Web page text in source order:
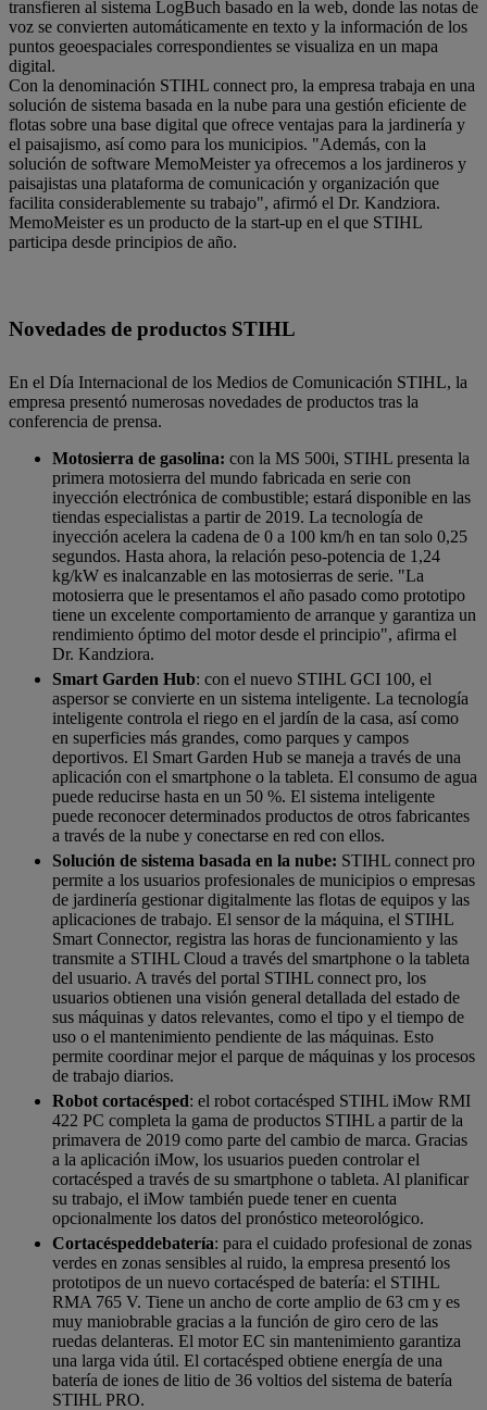
transfieren al sistema LogBuch basado en la web, donde las notas de
voz se convierten automáticamente en texto y la información de los
puntos geoespaciales correspondientes se visualiza en un mapa
digital.
Con la denominación STIHL connect pro, la empresa trabaja en una
solución de sistema basada en la nube para una gestión eficiente de
flotas sobre una base digital que ofrece ventajas para la jardinería y
el paisajismo, así como para los municipios. "Además, con la
solución de software MemoMeister ya ofrecemos a los jardineros y
paisajistas una plataforma de comunicación y organización que
facilita considerablemente su trabajo", afirmó el Dr. Kandziora.
MemoMeister es un producto de la start-up en el que STIHL
participa desde principios de año.
Novedades de productos STIHL
En el Día Internacional de los Medios de Comunicación STIHL, la
empresa presentó numerosas novedades de productos tras la
conferencia de prensa.
Motosierra de gasolina: con la MS 500i, STIHL presenta la
primera motosierra del mundo fabricada en serie con
inyección electrónica de combustible; estará disponible en las
tiendas especialistas a partir de 2019. La tecnología de
inyección acelera la cadena de 0 a 100 km/h en tan solo 0,25
segundos. Hasta ahora, la relación peso-potencia de 1,24
kg/kW es inalcanzable en las motosierras de serie. "La
motosierra que le presentamos el año pasado como prototipo
tiene un excelente comportamiento de arranque y garantiza un
rendimiento óptimo del motor desde el principio", afirma el
Dr. Kandziora.
Smart Garden Hub: con el nuevo STIHL GCI 100, el
aspersor se convierte en un sistema inteligente. La tecnología
inteligente controla el riego en el jardín de la casa, así como
en superficies más grandes, como parques y campos
deportivos. El Smart Garden Hub se maneja a través de una
aplicación con el smartphone o la tableta. El consumo de agua
puede reducirse hasta en un 50 %. El sistema inteligente
puede reconocer determinados productos de otros fabricantes
a través de la nube y conectarse en red con ellos.
Solución de sistema basada en la nube: STIHL connect pro
permite a los usuarios profesionales de municipios o empresas
de jardinería gestionar digitalmente las flotas de equipos y las
aplicaciones de trabajo. El sensor de la máquina, el STIHL
Smart Connector, registra las horas de funcionamiento y las
transmite a STIHL Cloud a través del smartphone o la tableta
del usuario. A través del portal STIHL connect pro, los
usuarios obtienen una visión general detallada del estado de
sus máquinas y datos relevantes, como el tipo y el tiempo de
uso o el mantenimiento pendiente de las máquinas. Esto
permite coordinar mejor el parque de máquinas y los procesos
de trabajo diarios.
Robot cortacésped: el robot cortacésped STIHL iMow RMI
422 PC completa la gama de productos STIHL a partir de la
primavera de 2019 como parte del cambio de marca. Gracias
a la aplicación iMow, los usuarios pueden controlar el
cortacésped a través de su smartphone o tableta. Al planificar
su trabajo, el iMow también puede tener en cuenta
opcionalmente los datos del pronóstico meteorológico.
Cortacéspeddebatería: para el cuidado profesional de zonas
verdes en zonas sensibles al ruido, la empresa presentó los
prototipos de un nuevo cortacésped de batería: el STIHL
RMA 765 V. Tiene un ancho de corte amplio de 63 cm y es
muy maniobrable gracias a la función de giro cero de las
ruedas delanteras. El motor EC sin mantenimiento garantiza
una larga vida útil. El cortacésped obtiene energía de una
batería de iones de litio de 36 voltios del sistema de batería
STIHL PRO.